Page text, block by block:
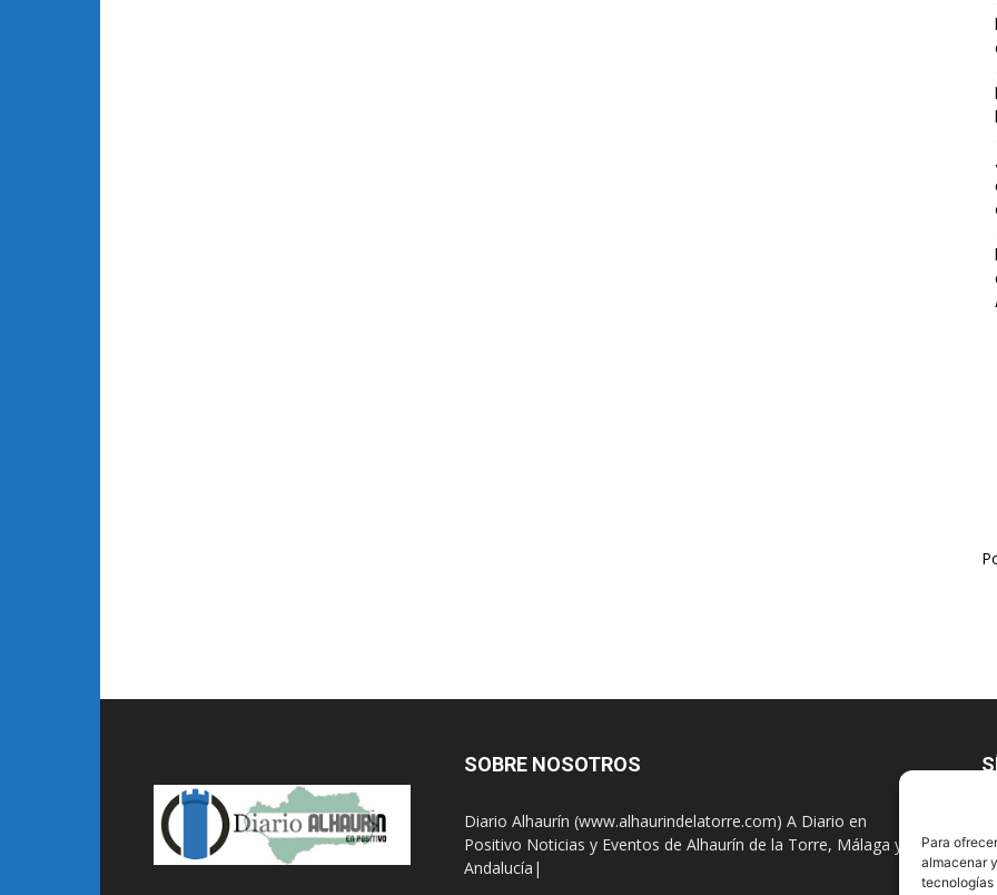
Para
almacenar
tecnologías
SOBRE NOSOTROS
Diario Alhaurín (www.alhaurindelatorre.com) A Diario en
Positivo Noticias y Eventos de Alhaurín de la Torre, Málaga y
Andalucía|